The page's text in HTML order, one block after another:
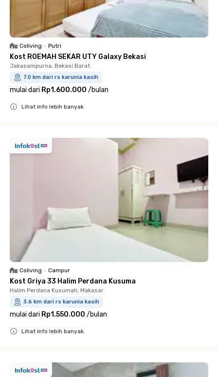
Coliving • Putri
Kost ROEMAH SEKAR UTY Galaxy Bekasi
Jakasampurna, Bekasi Barat
7.0 km dari rs karunia kasih
mulai dari Rp1.600.000 /bulan
Lihat info lebih banyak
Coliving • Campur
Kost Griya 33 Halim Perdana Kusuma
Halim Perdana Kusumah, Makasar
3.6 km dari rs karunia kasih
mulai dari Rp1.550.000 /bulan
Lihat info lebih banyak